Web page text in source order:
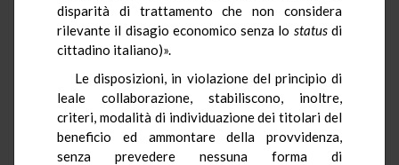
disparità di trattamento che non considera
rilevante il disagio economico senza lo statusdi
cittadino italiano)».
Le disposizioni, in violazione del principio di
leale collaborazione, stabiliscono, inoltre,
criteri, modalità di individuazione dei titolari del
beneficio ed ammontare della provvidenza,
senza prevedere nessuna forma di